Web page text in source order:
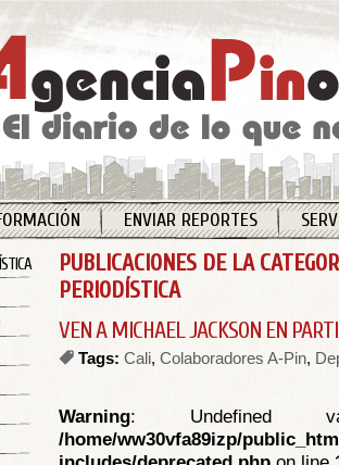
ENVIAR REPORTES
PUBLICACIONES DE LA
PERIODÍSTICA
VEN A MICHAEL JACKSON EN
Tags: Cali, Colaboradores A-Pin,
Warning: Undefined
/home/ww30vfa89izp/